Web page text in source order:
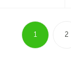
1 2